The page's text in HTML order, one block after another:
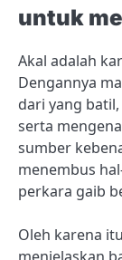
untuk
Akal adalah
Dengannya
dari yang
serta
sumber
menembus
perkara gaib
Oleh karena